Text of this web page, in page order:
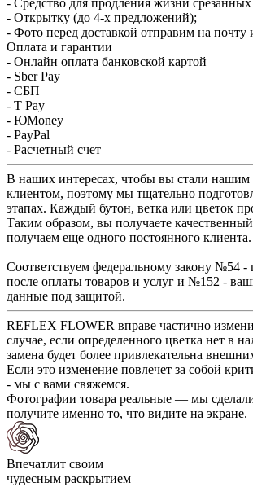
- Открытку (до 4-х предложений);
- Фото перед доставкой отправим на почту
Оплата и гарантии
- Онлайн оплата банковской картой
- Sber Pay
- СБП
- T Pay
- ЮMoney
- PayPal
- Расчетный счет
В наших интересах, чтобы вы стали
клиентом, поэтому мы тщательно
этапах. Каждый бутон, ветка или цветок
Таким образом, вы получаете
получаем еще одного постоянного
Соответствуем федеральному закону №54 -
после оплаты товаров и услуг и №152 -
данные под защитой.
REFLEX FLOWER вправе частично
случае, если определенного цветка нет в
замена будет более привлекательна
Если это изменение повлечет за собой
- мы с вами свяжемся.
Фотографии товара реальные — мы
получите именно то, что видите на экране.
Впечатлит своим
чудесным раскрытием